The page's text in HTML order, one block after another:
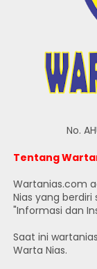
No.
Tentang
Wartanias.com
Nias yang berdiri
"Informasi dan
Saat ini
Warta Nias.